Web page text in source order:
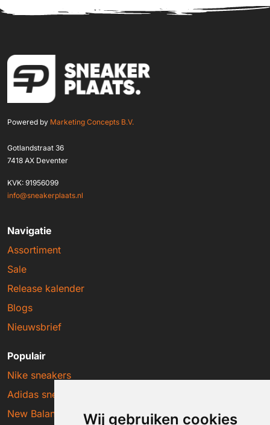
Wij gebruiken cookies
Powered by Marketing Concepts B.V.
Gotlandstraat 36
7418 AX Deventer
KVK: 91956099
info@sneakerplaats.nl
Navigatie
Assortiment
Sale
Release kalender
Blogs
Nieuwsbrief
Populair
Nike sneakers
Adidas sneakers
New Balance sneakers